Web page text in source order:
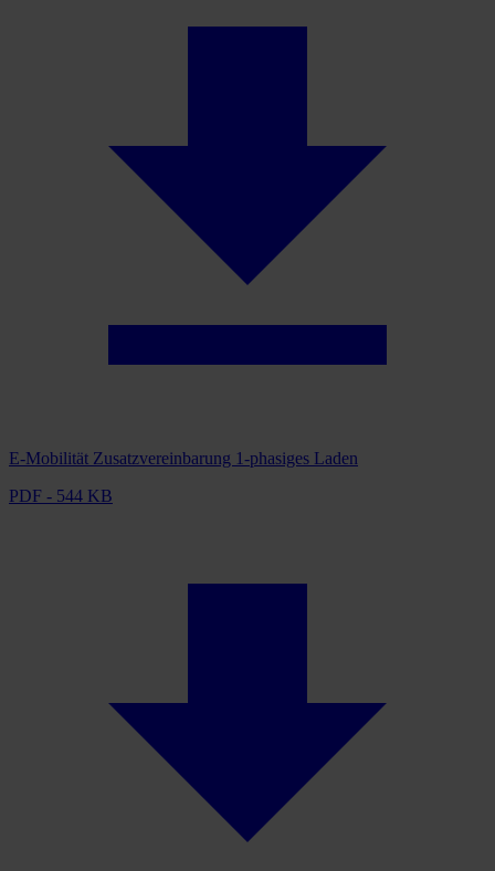
E-Mobilität Zusatzvereinbarung 1-phasiges Laden
PDF - 544 KB